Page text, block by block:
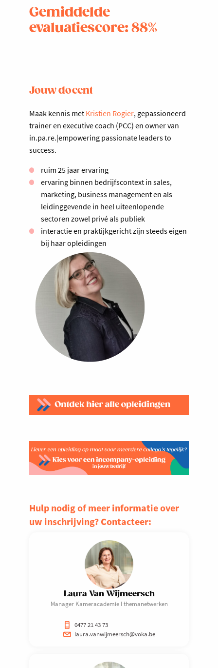
Wat wel en wat niet?
Feedback model
Gemiddelde
evaluatiescore: 88%
Jouw docent
Maak kennis met Kristien Rogier, gepassioneerd
trainer en executive coach (PCC) en owner van
in.pa.re.|empowering passionate leaders to
success.
ruim 25 jaar ervaring
ervaring binnen bedrijfscontext in sales,
marketing, business management en als
leidinggevende in heel uiteenlopende
sectoren zowel privé als publiek
interactie en praktijkgericht zijn steeds eigen
bij haar opleidingen
Hulp nodig of meer informatie over
uw inschrijving? Contacteer:
Laura Van Wijmeersch
Manager Kameracademie I themanetwerken
0477 21 43 73
laura.vanwijmeersch@voka.be